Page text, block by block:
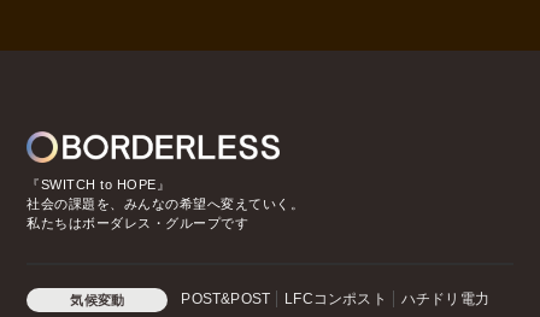
『SWITCH to HOPE』
社会の課題を、みんなの希望へ変えていく。
私たちはボーダレス・グループです
気候変動 POST&POST LFCコンポスト ハチドリ電力